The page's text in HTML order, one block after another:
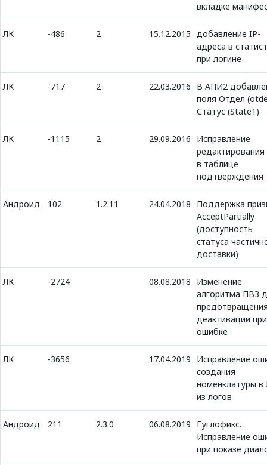
вкладке
ЛК -486 2 15.12.2015 добавление IP-
адреса в
при логине
ЛК -717 2 22.03.2016
В АПИ2
поля Отдел
Статус (State1)
ЛК -1115 2 29.09.2016
Исправление
в таблице
подтверждения
Андроид 102 1.2.11 24.04.2018
Поддержка
AcceptPartially
(доступность
статуса
доставки)
ЛК -2724 08.08.2018
Изменение
алгоритма ПВЗ
деактивации при
ошибке
ЛК -3656 17.04.2019
Исправление
создания
номенклатуры в
из логов
Андроид 211 2.3.0 06.08.2019
Гуглофикс.
Исправление
при показе